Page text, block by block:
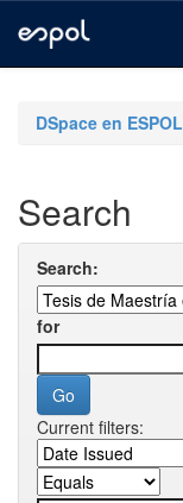
navigationDSpace en ESPOL
Search
Search:
for
Current filters: